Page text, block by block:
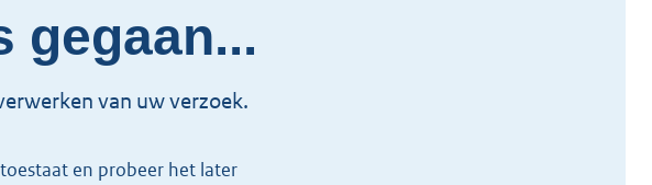
gegaan...
van uw verzoek.
en probeer het later